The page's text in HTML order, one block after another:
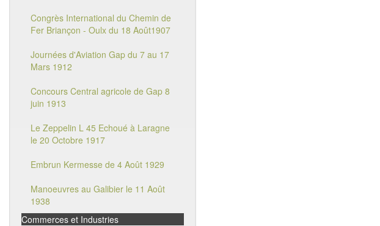
Congrès International du Chemin de
Fer Briançon - Oulx du 18 Août1907
Journées d'Aviation Gap du 7 au 17
Mars 1912
Concours Central agricole de Gap 8
juin 1913
Le Zeppelin L 45 Echoué à Laragne
le 20 Octobre 1917
Embrun Kermesse de 4 Août 1929
Manoeuvres au Galibier le 11 Août
1938
Commerces et Industries